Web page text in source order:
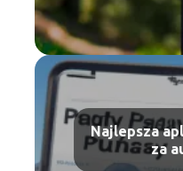
Najlepsza
za